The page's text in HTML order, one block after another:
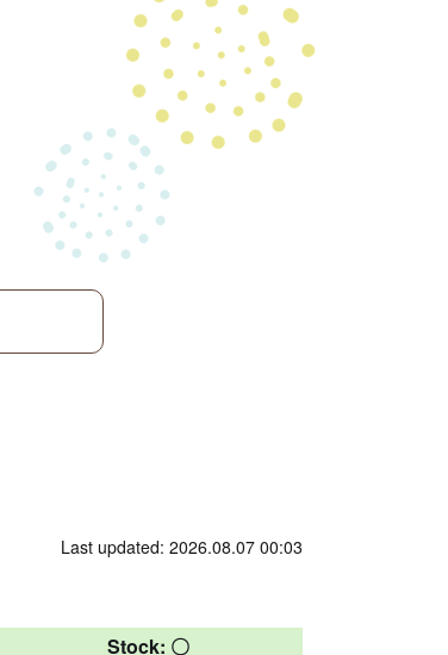
Last updated: 2026.08.07 00:03
Stock: 〇